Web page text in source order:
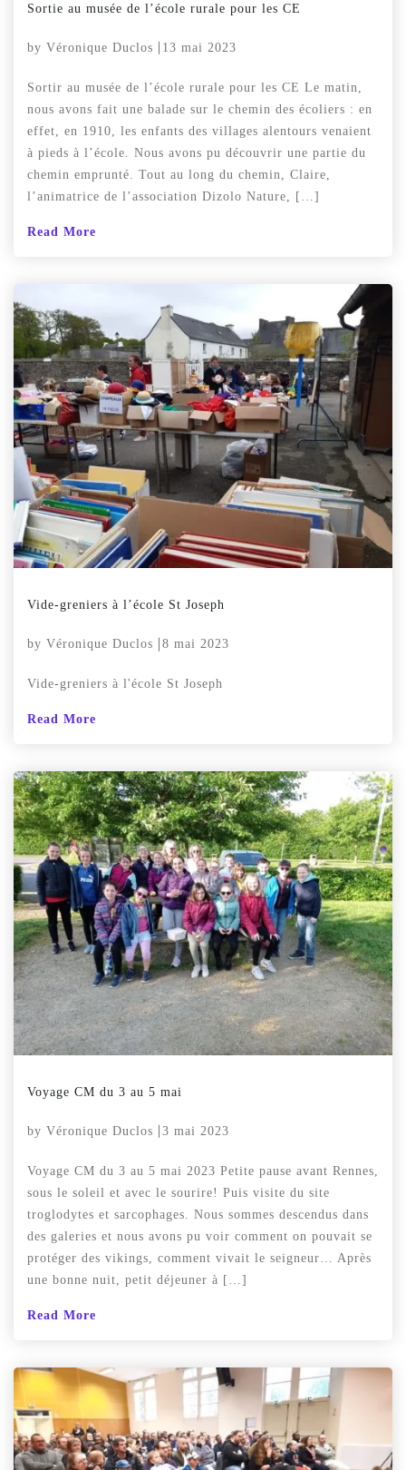
Sortie au musée de l’école rurale pour les CE
by Véronique Duclos 13 mai 2023
Sortir au musée de l’école rurale pour les CE Le matin,
nous avons fait une balade sur le chemin des écoliers : en
effet, en 1910, les enfants des villages alentours venaient
à pieds à l’école. Nous avons pu découvrir une partie du
chemin emprunté. Tout au long du chemin, Claire,
l’animatrice de l’association Dizolo Nature, […]
Read More
Vide-greniers à l’école St Joseph
by Véronique Duclos 8 mai 2023
Vide-greniers à l'école St Joseph
Read More
Voyage CM du 3 au 5 mai
by Véronique Duclos 3 mai 2023
Voyage CM du 3 au 5 mai 2023 Petite pause avant Rennes,
sous le soleil et avec le sourire! Puis visite du site
troglodytes et sarcophages. Nous sommes descendus dans
des galeries et nous avons pu voir comment on pouvait se
protéger des vikings, comment vivait le seigneur… Après
une bonne nuit, petit déjeuner à […]
Read More